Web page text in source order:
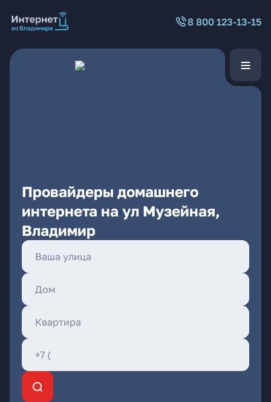
8 800 123-13-15
Провайдеры домашнего
интернета на ул Музейная,
Владимир